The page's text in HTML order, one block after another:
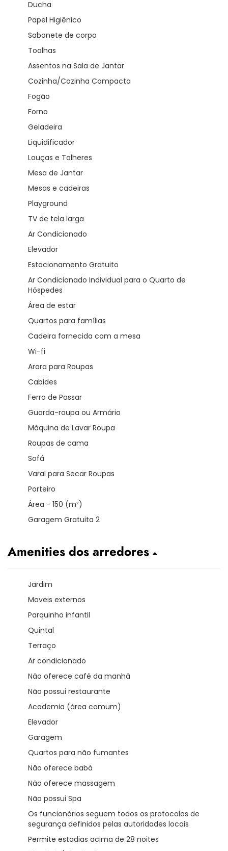
Ducha
Papel Higiênico
Sabonete de corpo
Toalhas
Assentos na Sala de Jantar
Cozinha/Cozinha Compacta
Fogão
Forno
Geladeira
Liquidificador
Louças e Talheres
Mesa de Jantar
Mesas e cadeiras
Playground
TV de tela larga
Ar Condicionado
Elevador
Estacionamento Gratuito
Ar Condicionado Individual para o Quarto de
Hóspedes
Área de estar
Quartos para famílias
Cadeira fornecida com a mesa
Wi-fi
Arara para Roupas
Cabides
Ferro de Passar
Guarda-roupa ou Armário
Máquina de Lavar Roupa
Roupas de cama
Sofá
Varal para Secar Roupas
Porteiro
Área - 150 (m²)
Garagem Gratuita 2
Amenities dos arredores
Jardim
Moveis externos
Parquinho infantil
Quintal
Terraço
Ar condicionado
Não oferece café da manhã
Não possui restaurante
Academia (área comum)
Elevador
Garagem
Quartos para não fumantes
Não oferece babá
Não oferece massagem
Não possui Spa
Os funcionários seguem todos os protocolos de
segurança definidos pelas autoridades locais
Permite estadias acima de 28 noites